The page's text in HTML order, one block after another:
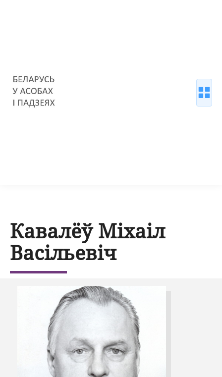
Кавалёў Міхаіл
Васільевіч